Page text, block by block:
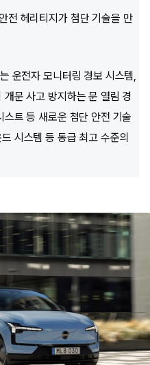
전 헤리티지가 첨단 기술을 만
운전자 모니터링 경보 시스템,
문 사고 방지하는 문 열림 경
트 등 새로운 첨단 안전 기술
시스템 등 동급 최고 수준의